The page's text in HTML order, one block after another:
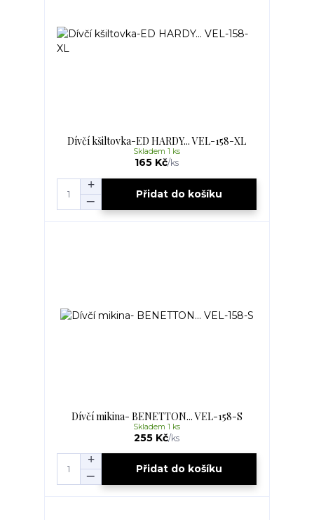
Dívčí kšiltovka-ED HARDY... VEL-158-XL
165 Kč/ks
Skladem 1 ks
Přidat do košíku
Dívčí mikina- BENETTON... VEL-158-S
255 Kč/ks
Skladem 1 ks
Přidat do košíku